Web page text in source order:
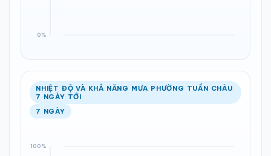
NHIỆT ĐỘ VÀ KHẢ NĂNG MƯA PHƯỜNG TUẦN CHÂU
7 NGÀY TỚI
7 NGÀY